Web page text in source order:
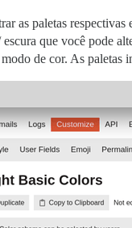
as paletas respectivas
que você pode
de cor. As